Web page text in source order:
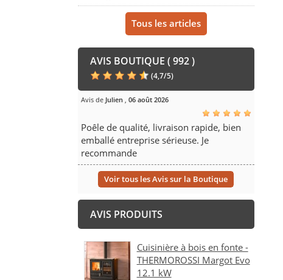
Tous les articles
AVIS BOUTIQUE ( 992 )
(4,7/5)
Avis de Julien, 06 août 2026
Poêle de qualité, livraison rapide, bien
emballé entreprise sérieuse. Je
recommande
Voir tous les Avis sur la Boutique
AVIS PRODUITS
Cuisinière à bois en fonte -
THERMOROSSI Margot Evo
12.1 kW